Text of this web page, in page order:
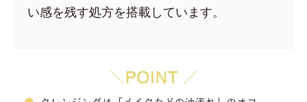
い感を残す処方を搭載しています。